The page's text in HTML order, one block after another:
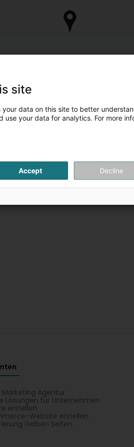
Marketing Agentur
Lösungen für Unternehmen
erstellen
Website erstellen
Gelben Seiten
site
your data on this site to better
use your data for analytics. For more
Accept Decline